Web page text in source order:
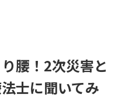
腰！2次災害と
士に聞いてみ